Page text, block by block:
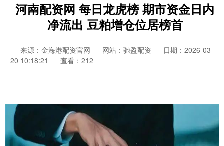
河南配资网 每日龙虎榜 期市资金日内
净流出 豆粕增仓位居榜首
来源：金海港配资官网 网站：驰盈配资
日期：2026-03-
20 10:18:21
查看：212